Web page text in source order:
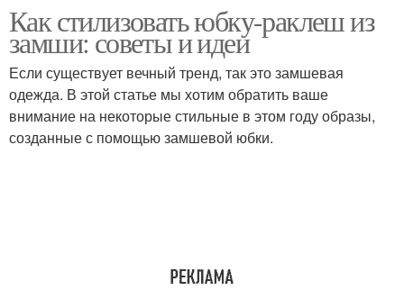
юбке
Летние юбки
Миди юбки Юбка из замши
Как стилизовать юбку-раклеш из
замши: советы и идеи
Если существует вечный тренд, так это замшевая
одежда. В этой статье мы хотим обратить ваше
внимание на некоторые стильные в этом году образы,
созданные с помощью замшевой юбки.